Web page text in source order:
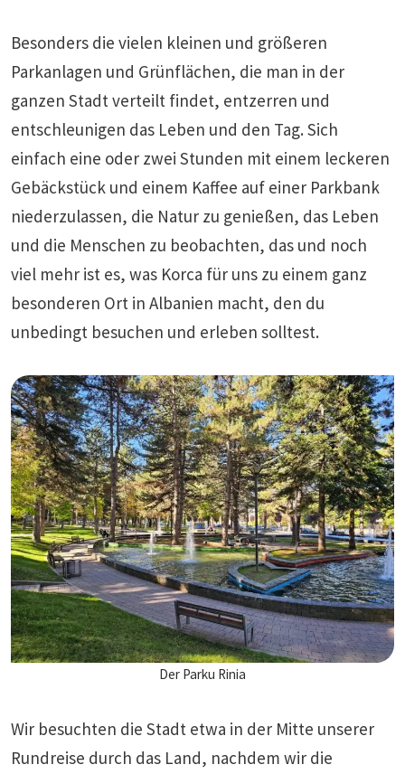
Besonders die vielen kleinen und größeren
Parkanlagen und Grünflächen, die man in der
ganzen Stadt verteilt findet, entzerren und
entschleunigen das Leben und den Tag. Sich
einfach eine oder zwei Stunden mit einem leckeren
Gebäckstück und einem Kaffee auf einer Parkbank
niederzulassen, die Natur zu genießen, das Leben
und die Menschen zu beobachten, das und noch
viel mehr ist es, was Korca für uns zu einem ganz
besonderen Ort in Albanien macht, den du
unbedingt besuchen und erleben solltest.
Der Parku Rinia
Wir besuchten die Stadt etwa in der Mitte unserer
Rundreise durch das Land, nachdem wir die